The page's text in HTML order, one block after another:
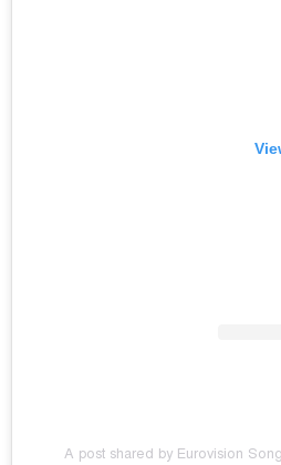
A post shared by Eurovision